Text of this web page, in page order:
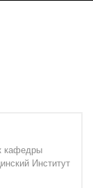
кафедры
Институт